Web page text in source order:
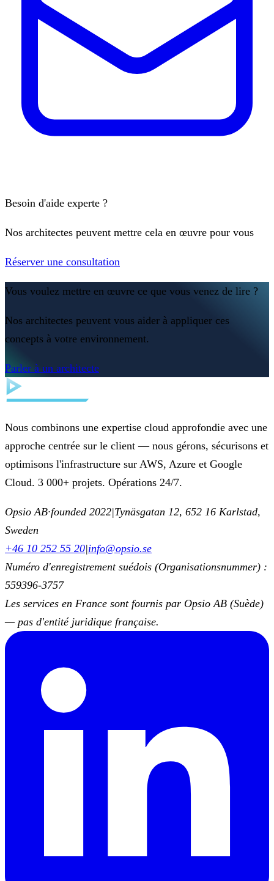
Besoin d'aide experte ?
Nos architectes peuvent mettre cela en œuvre pour vous
Réserver une consultation
Vous voulez mettre en œuvre ce que vous venez de lire ?
Nos architectes peuvent vous aider à appliquer ces
concepts à votre environnement.
Parler à un architecte
Nous combinons une expertise cloud approfondie avec une
approche centrée sur le client — nous gérons, sécurisons et
optimisons l'infrastructure sur AWS, Azure et Google
Cloud. 3 000+ projets. Opérations 24/7.
Opsio AB·founded 2022|Tynäsgatan 12, 652 16 Karlstad,
Sweden
+46 10 252 55 20|info@opsio.se
Numéro d'enregistrement suédois (Organisationsnummer) :
559396-3757
Les services en France sont fournis par Opsio AB (Suède)
— pas d'entité juridique française.